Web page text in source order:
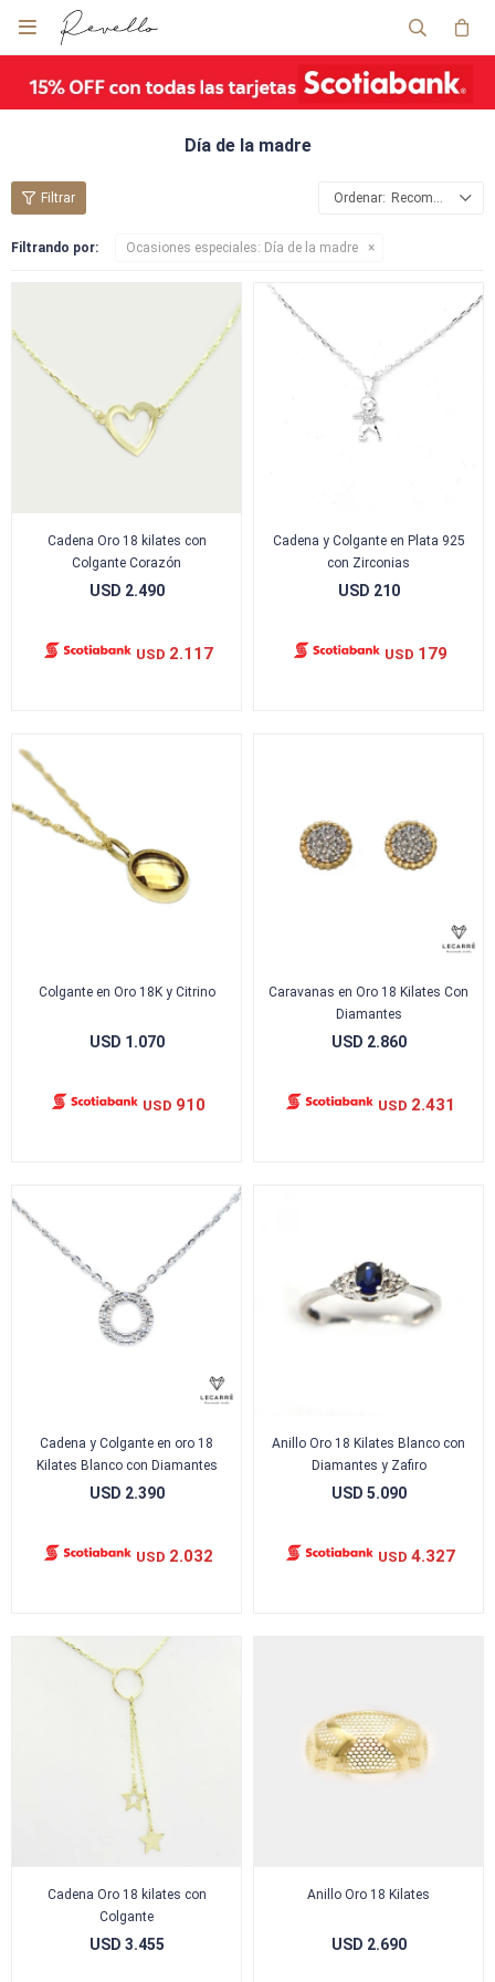

Día de la madre
Recomendados
Filtrando por: Ocasiones especiales: Día de la madre
Cadena Oro 18 kilates con
Colgante Corazón
USD 2.490
USD 2.117
Cadena y Colgante en Plata 925
con Zirconias
USD 210
USD 179
Colgante en Oro 18K y Citrino
USD 1.070
USD 910
Caravanas en Oro 18 Kilates Con
Diamantes
USD 2.860
USD 2.431
Cadena y Colgante en oro 18
Kilates Blanco con Diamantes
USD 2.390
USD 2.032
Anillo Oro 18 Kilates Blanco con
Diamantes y Zafiro
USD 5.090
USD 4.327
Cadena Oro 18 kilates con
Colgante
USD 3.455
Anillo Oro 18 Kilates
USD 2.690